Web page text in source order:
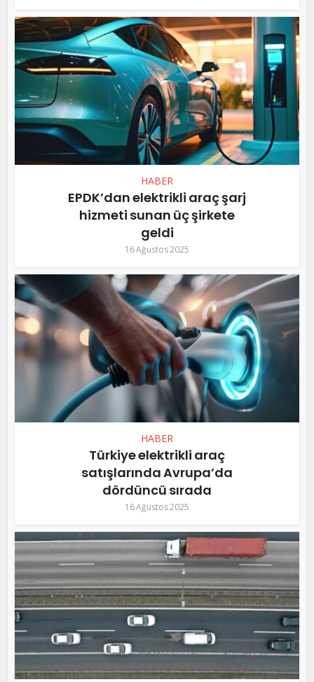
HABER
EPDK’dan elektrikli araç şarj
hizmeti sunan üç şirkete
geldi
16 Ağustos 2025
HABER
Türkiye elektrikli araç
satışlarında Avrupa’da
dördüncü sırada
16 Ağustos 2025